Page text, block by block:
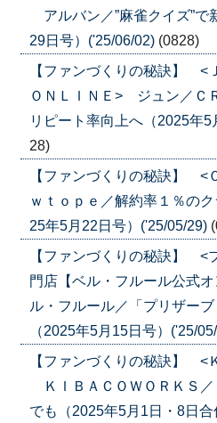
アルバン／”麻雀クイズ”で
29日号）('25/06/02) (0828)
【ファンづくりの秘訣】
ＯＮＬＩＮＥ> ジュン／Ｃ
リピート率向上へ（2025年
28)
【ファンづくりの秘訣】 <
ｗｔｏｐｅ／解約率１％の
25年5月22日号）('25/05/29)
【ファンづくりの秘訣】 <
門店【ベル・フルール公式
ル・フルール／「プリザー
（2025年5月15日号）('25/
【ファンづくりの秘訣】 <
ＫＩＢＡＣＯＷＯＲＫＳ／
でも（2025年5月1日・8日